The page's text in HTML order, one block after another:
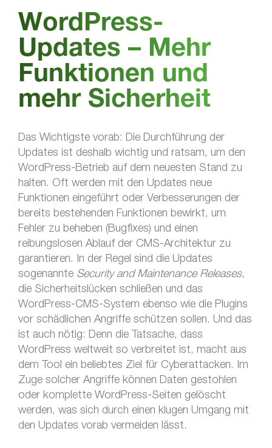
WordPress-
Updates ­– Mehr
Funktionen und
mehr Sicherheit
Das Wichtigste vorab: Die Durchführung der
Updates ist deshalb wichtig und ratsam, um den
WordPress-Betrieb auf dem neuesten Stand zu
halten. Oft werden mit den Updates neue
Funktionen eingeführt oder Verbesserungen der
bereits bestehenden Funktionen bewirkt, um
Fehler zu beheben (Bugfixes) und einen
reibungslosen Ablauf der CMS-Architektur zu
garantieren. In der Regel sind die Updates
sogenannte Security and Maintenance Releases,
die Sicherheitslücken schließen und das
WordPress-CMS-System ebenso wie die Plugins
vor schädlichen Angriffe schützen sollen. Und das
ist auch nötig: Denn die Tatsache, dass
WordPress weltweit so verbreitet ist, macht aus
dem Tool ein beliebtes Ziel für Cyberattacken. Im
Zuge solcher Angriffe können Daten gestohlen
oder komplette WordPress-Seiten gelöscht
werden, was sich durch einen klugen Umgang mit
den Updates vorab vermeiden lässt.